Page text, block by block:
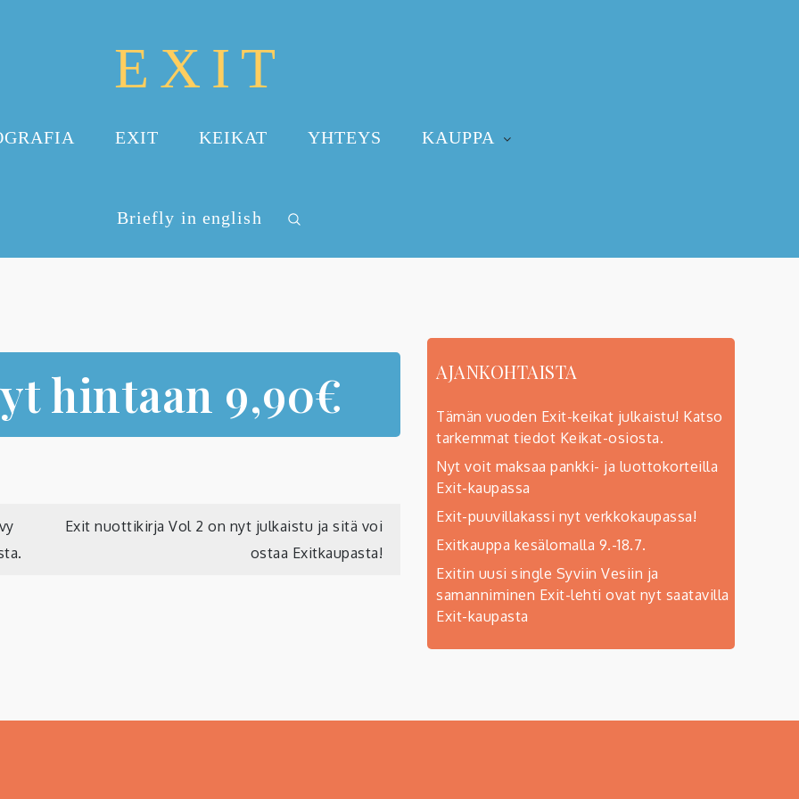
EXIT
EXIT KEIKAT YHTEYS KAUPPA
Briefly in english
hintaan 9,90€
Exit nuottikirja Vol 2 on nyt julkaistu ja sitä voi
ostaa Exitkaupasta!
AJANKOHTAISTA
Tämän vuoden Exit-keikat julkaistu! Katso
tarkemmat tiedot Keikat-osiosta.
Nyt voit maksaa pankki- ja luottokorteilla
Exit-kaupassa
Exit-puuvillakassi nyt verkkokaupassa!
Exitkauppa kesälomalla 9.-18.7.
Exitin uusi single Syviin Vesiin ja
samanniminen Exit-lehti ovat nyt saatavilla
Exit-kaupasta